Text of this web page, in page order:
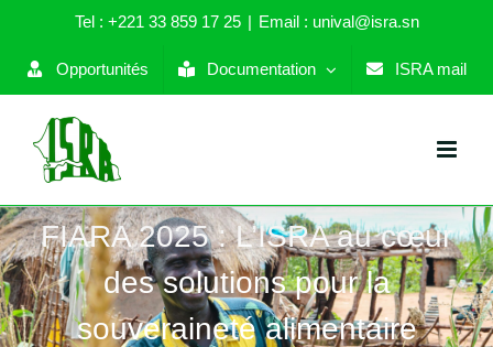
Tel : +221 33 859 17 25 | Email : unival@isra.sn
Opportunités Documentation ISRA mail
FIARA 2025 : L’ISRA au cœur
des solutions pour la
souveraineté alimentaire